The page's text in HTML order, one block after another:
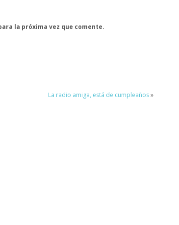
la próxima vez que comente.
La radio amiga, está de cumpleaños»